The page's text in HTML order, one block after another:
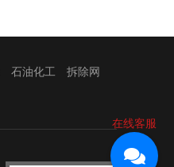
石油化工
拆除网
在线客服